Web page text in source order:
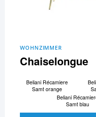
WOHNZIMMER
Chaiselongue
Beliani Ré­ca­mi­e­re
Samt orange
Beliani
Samt blau